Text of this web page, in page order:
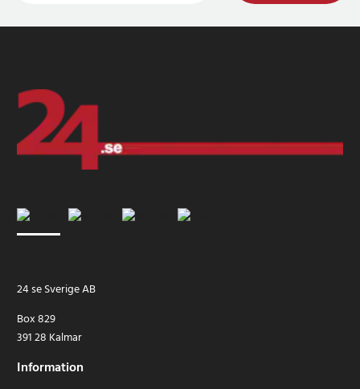
24 se Sverige AB
Box 829
391 28 Kalmar
Information